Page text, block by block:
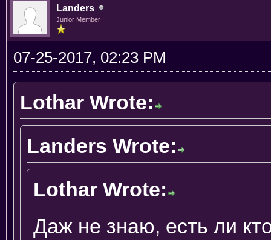
Landers
Junior Member
07-25-2017, 02:23 PM
Lothar Wrote:
Landers Wrote:
Lothar Wrote:
Даж не знаю, есть ли